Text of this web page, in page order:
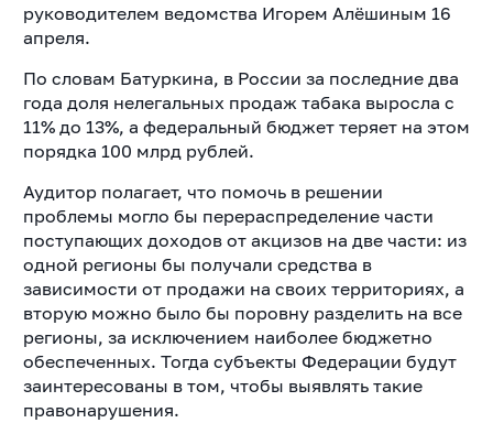
руководителем ведомства Игорем Алёшиным 16
апреля.
По словам Батуркина, в России за последние два
года доля нелегальных продаж табака выросла с
11% до 13%, а федеральный бюджет теряет на этом
порядка 100 млрд рублей.
Аудитор полагает, что помочь в решении
проблемы могло бы перераспределение части
поступающих доходов от акцизов на две части: из
одной регионы бы получали средства в
зависимости от продажи на своих территориях, а
вторую можно было бы поровну разделить на все
регионы, за исключением наиболее бюджетно
обеспеченных. Тогда субъекты Федерации будут
заинтересованы в том, чтобы выявлять такие
правонарушения.